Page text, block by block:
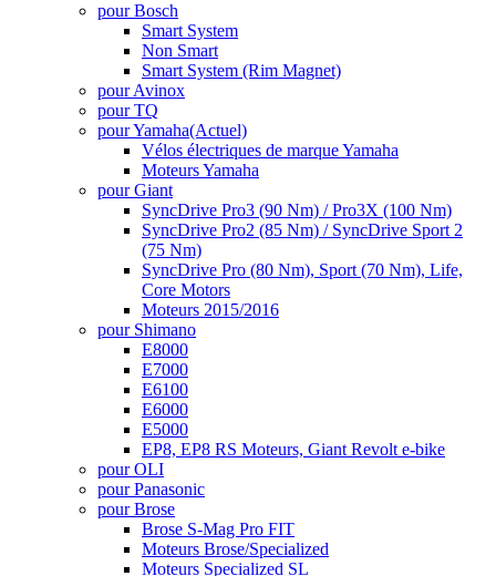
pour Bosch
Smart System
Non Smart
Smart System (Rim Magnet)
pour Avinox
pour TQ
pour Yamaha(Actuel)
Vélos électriques de marque Yamaha
Moteurs Yamaha
pour Giant
SyncDrive Pro3 (90 Nm) / Pro3X (100 Nm)
SyncDrive Pro2 (85 Nm) / SyncDrive Sport 2
(75 Nm)
SyncDrive Pro (80 Nm), Sport (70 Nm), Life,
Core Motors
Moteurs 2015/2016
pour Shimano
E8000
E7000
E6100
E6000
E5000
EP8, EP8 RS Moteurs, Giant Revolt e-bike
pour OLI
pour Panasonic
pour Brose
Brose S-Mag Pro FIT
Moteurs Brose/Specialized
Moteurs Specialized SL